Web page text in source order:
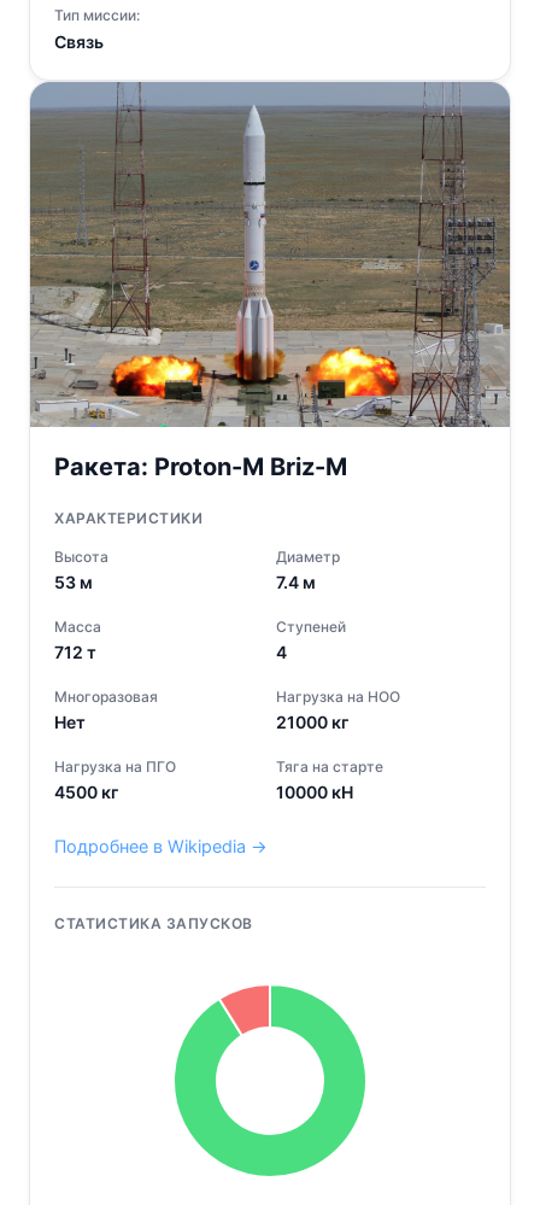
Тип миссии:
Связь
Ракета: Proton-M Briz-M
ХАРАКТЕРИСТИКИ
Высота
53 м
Диаметр
7.4 м
Масса
712 т
Ступеней
4
Многоразовая
Нет
Нагрузка на НОО
21000 кг
Нагрузка на ПГО
4500 кг
Тяга на старте
10000 кН
Подробнее в Wikipedia →
СТАТИСТИКА ЗАПУСКОВ